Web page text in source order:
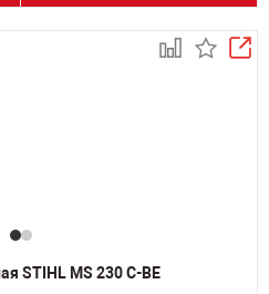
STIHL MS 230 C-BE